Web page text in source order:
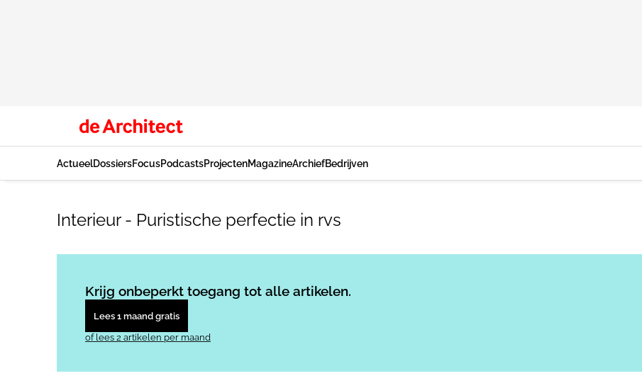
ActueelDossiersFocusPodcastsProjectenMagazineArchiefBedrijven
Interieur - Puristische perfectie in rvs
Krijg onbeperkt toegang tot alle artikelen.
Lees 1 maand gratis
of lees 2 artikelen per maand